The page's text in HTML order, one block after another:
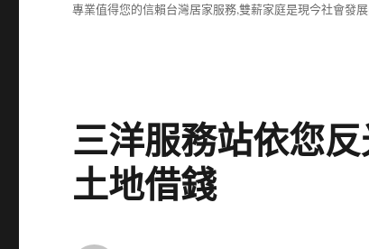
專業值得您的信賴台灣居家服務,雙薪家庭是現今社會發
三洋服務站依您
土地借錢